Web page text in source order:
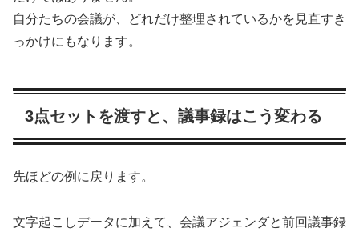
自分たちの会議が、どれだけ整理されているかを見直すき
っかけにもなります。
3点セットを渡すと、議事録はこう変わる
先ほどの例に戻ります。
文字起こしデータに加えて、会議アジェンダと前回議事録